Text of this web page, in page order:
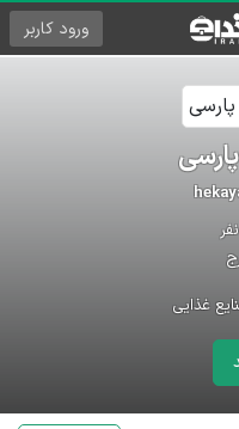
ورود کاربر
غذایی